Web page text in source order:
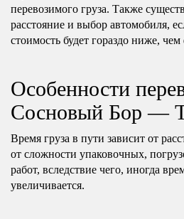
перевозимого груза. Также
расстояние и выбор автомобиля,
стоимость будет гораздо ниже,
Особенности
Сосновый Бор —
Время груза в пути зависит от
от сложности упаковочных,
работ, вследствие чего, иногда
увеличивается.